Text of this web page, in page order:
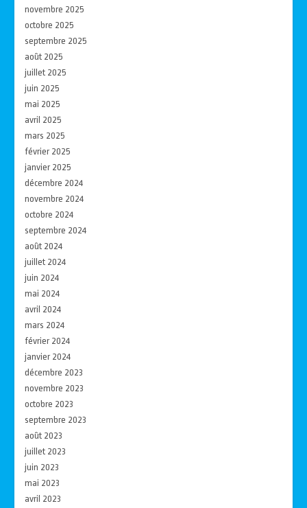
novembre 2025
octobre 2025
septembre 2025
août 2025
juillet 2025
juin 2025
mai 2025
avril 2025
mars 2025
février 2025
janvier 2025
décembre 2024
novembre 2024
octobre 2024
septembre 2024
août 2024
juillet 2024
juin 2024
mai 2024
avril 2024
mars 2024
février 2024
janvier 2024
décembre 2023
novembre 2023
octobre 2023
septembre 2023
août 2023
juillet 2023
juin 2023
mai 2023
avril 2023